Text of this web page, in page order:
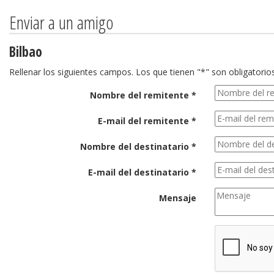
Enviar a un amigo
Bilbao
Rellenar los siguientes campos. Los que tienen "*" son
Nombre del remitente *
E-mail del remitente *
Nombre del destinatario *
E-mail del destinatario *
Mensaje